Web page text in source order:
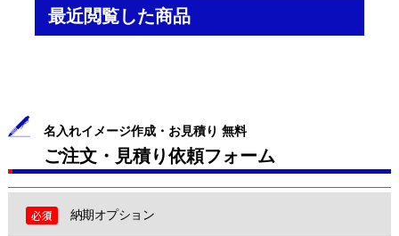
最近閲覧した商品
名入れイメージ作成・お見積り 無料
ご注文・見積り依頼フォーム
納期オプション